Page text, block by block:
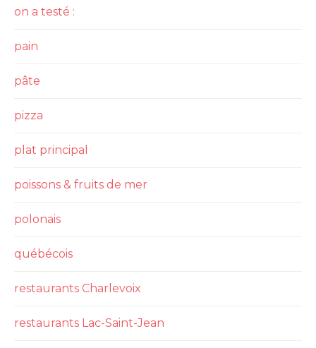
on a testé :
pain
pâte
pizza
plat principal
poissons & fruits de mer
polonais
québécois
restaurants Charlevoix
restaurants Lac-Saint-Jean